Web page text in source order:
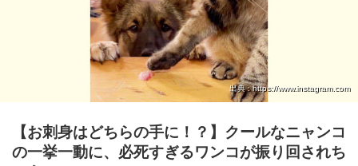
出典 : https://www.instagram.com
【お刺身はどちらの手に！？】クールなニャンコ
の一挙一動に、必死すぎるワンコが振り回されち